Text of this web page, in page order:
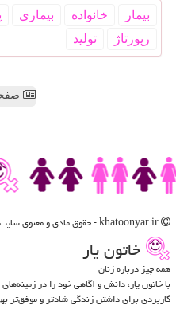
بیمار خانواده بیماری
رپورتاژ
تولید
خاتون یار
همه چیز درباره زنان
با خاتون یار، دانش و آگاهی خود را در
کاربردی برای داشتن زندگی شادتر و موفق‌تر